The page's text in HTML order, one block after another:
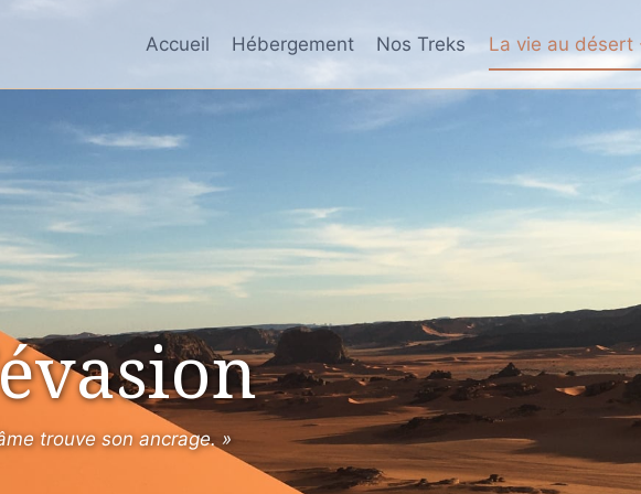
Accueil Hébergement Nos Treks La vie au désert
trouve son ancrage. »